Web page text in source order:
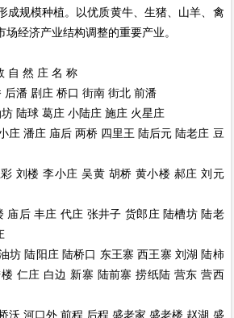
成规模种植。以优质黄牛、生猪、山羊、禽
经济产业结构调整的重要产业。
然 庄 名 称
潘 剧庄 桥口 街南 街北 前潘
陆球 葛庄 小陆庄 施庄 火星庄
潘庄 庙后 两桥 四里王 陆后元 陆老庄 豆
刘楼 李小庄 吴黄 胡桥 黄小楼 郝庄 刘元
后 丰庄 代庄 张井子 货郎庄 陆槽坊 陆老
陆阳庄 陆桥口 东王寨 西王寨 刘湖 陆柿
仁庄 白边 新寨 陆前寨 捞纸陆 营东 营西
河口外 前程 后程 盛老家 盛老楼 赵湖 盛